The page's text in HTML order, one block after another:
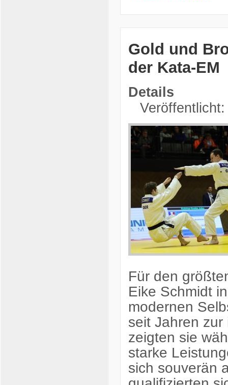
Gold und
der Kata-EM
Details
Für den
Eike Schmidtin
modernen
seit Jahren
zeigten sie
starke
sich souverän